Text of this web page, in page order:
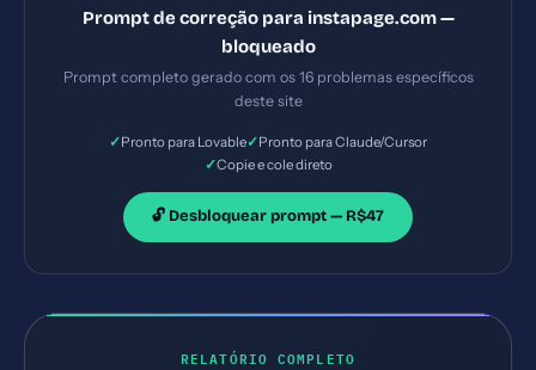
gerando os arquivos necessários e configurações de
servidor. Priorize as correções críticas primeiro.
Prompt de correção para instapage.com —
bloqueado
Prompt completo gerado com os 16 problemas específicos
deste site
✓Pronto para Lovable✓Pronto para Claude/Cursor
✓Copie e cole direto
🔓 Desbloquear prompt — R$47
RELATÓRIO COMPLETO